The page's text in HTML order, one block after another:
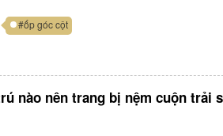
#ốp góc cột
nào nên trang bị nệm cuộn trải